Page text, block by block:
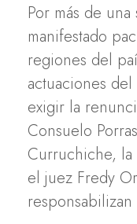
Por más de
manifestado
regiones del
actuaciones
exigir la
Consuelo
Curruchiche,
el juez Fredy